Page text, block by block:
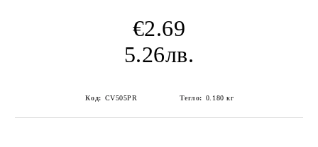
€2.69
5.26лв.
Код: CV505PR Тегло: 0.180 кг